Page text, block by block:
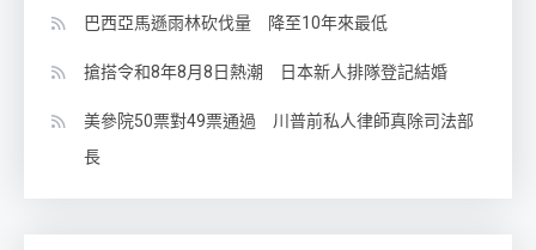
巴西亞馬遜雨林砍伐量 降至10年來最低
搶搭令和8年8月8日熱潮 日本新人排隊登記結婚
美參院50票對49票通過 川普前私人律師真除司法部
長